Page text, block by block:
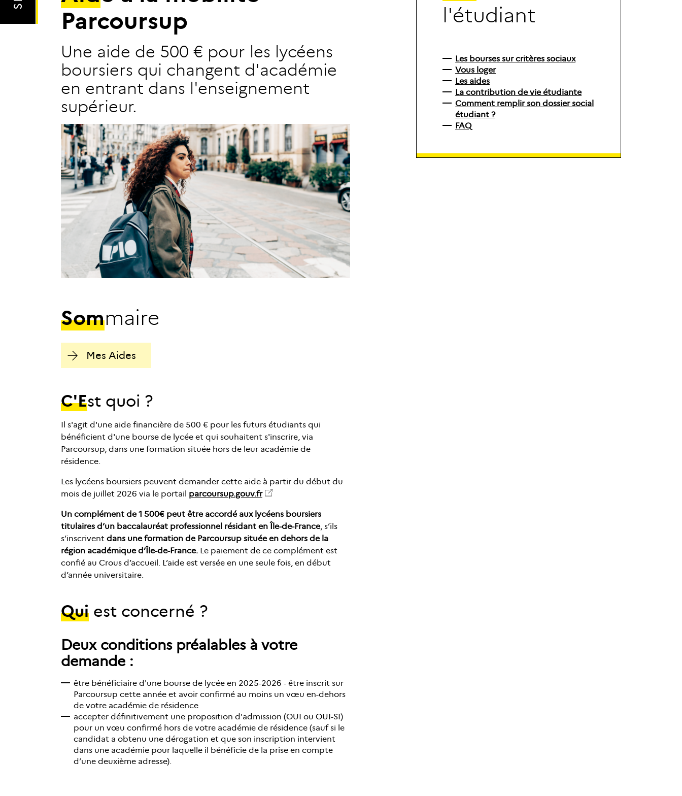
Parcoursup
Une aide de 500 € pour les lycéens
boursiers qui changent d'académie
en entrant dans l'enseignement
supérieur.
Sommaire
Mes Aides
C'est quoi ?
Il s'agit d'une aide financière de 500 € pour les futurs étudiants qui
bénéficient d'une bourse de lycée et qui souhaitent s'inscrire, via
Parcoursup, dans une formation située hors de leur académie de
résidence.
Les lycéens boursiers peuvent demander cette aide à partir du début du
mois de juillet 2026 via le portail parcoursup.gouv.fr
Un complément de 1 500€ peut être accordé aux lycéens boursiers
titulaires d’un baccalauréat professionnel résidant en Île-de-France, s’ils
s’inscrivent dans une formation de Parcoursup située en dehors de la
région académique d’Île-de-France. Le paiement de ce complément est
confié au Crous d’accueil. L’aide est versée en une seule fois, en début
d’année universitaire.
Qui est concerné ?
Deux conditions préalables à votre
demande :
être bénéficiaire d'une bourse de lycée en 2025-2026 - être inscrit sur
Parcoursup cette année et avoir confirmé au moins un vœu en-dehors
de votre académie de résidence
accepter définitivement une proposition d'admission (OUI ou OUI-SI)
pour un vœu confirmé hors de votre académie de résidence (sauf si le
candidat a obtenu une dérogation et que son inscription intervient
dans une académie pour laquelle il bénéficie de la prise en compte
d’une deuxième adresse).
l'étudiant
Les bourses sur critères sociaux
Vous loger
Les aides
La contribution de vie étudiante
Comment remplir son dossier social
étudiant ?
FAQ